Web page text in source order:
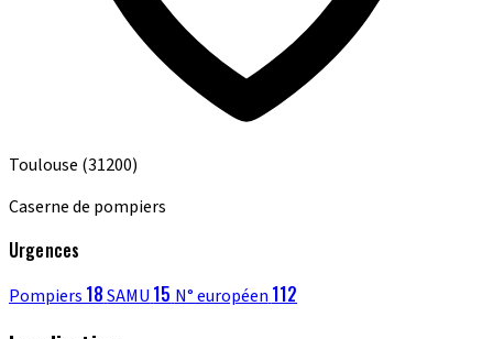
Toulouse (31200)
Caserne de pompiers
Urgences
Pompiers 18SAMU 15 N° européen 112